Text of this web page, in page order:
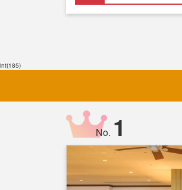
int(185)
No. 1